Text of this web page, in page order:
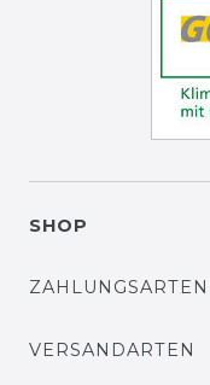
SHOP
ZAHLUNGSARTEN
VERSANDARTEN